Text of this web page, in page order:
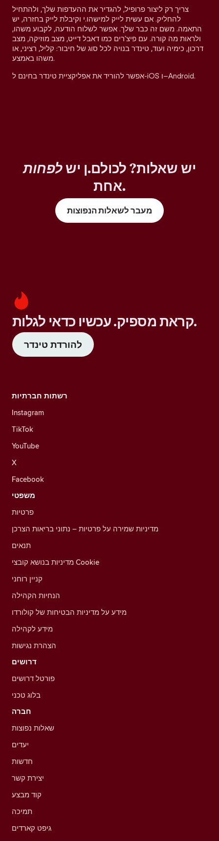
צריך רק ליצור פרופיל, להגדיר את ההעדפות שלך, ולהתחיל
להחליק. אם עשית לייק למישהו.י וקיבלת לייק בחזרה, יש
התאמה. משם זה כבר שלך. אפשר לשלוח הודעה, לקבוע משהו,
ולראות מה קורה. עם פיצ'רים כמו דאבל דייט, מצב מוזיקה, מצב
דרכון, כימיה ועוד, טינדר בנויה לכל סוג של חיבור: קליל, רציני, או
משהו באמצע.
אפשר להוריד את אפליקציית טינדר בחינם ל-iOS ו–Android.
יש שאלות? לכולם.ן ישלפחות
אחת.
מעבר לשאלות הנפוצות
קראת מספיק. עכשיו כדאי לגלות.
להורדת טינדר
רשתות חברתיות
Instagram
TikTok
YouTube
X
Facebook
משפטי
פרטיות
מדיניות שמירה על פרטיות – נתוני בריאות הצרכן
תנאים
מדיניות בנושא קובצי Cookie
קניין רוחני
הנחיות הקהילה
מידע על מדיניות הבטיחות של קולורדו
מידע לקהילה
הצהרת נגישות
דרושים
פורטל דרושים
בלוג טכני
חברה
שאלות נפוצות
יעדים
חדשות
יצירת קשר
קוד מבצע
תמיכה
גיפט קארדים